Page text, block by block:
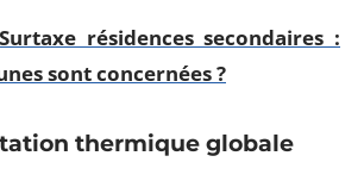
Surtaxe résidences secondaires :
sont concernées ?
thermique globale